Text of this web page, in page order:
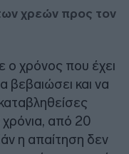
χρεών προς τον
χρόνος που έχει
και να
από 20
η απαίτηση δεν